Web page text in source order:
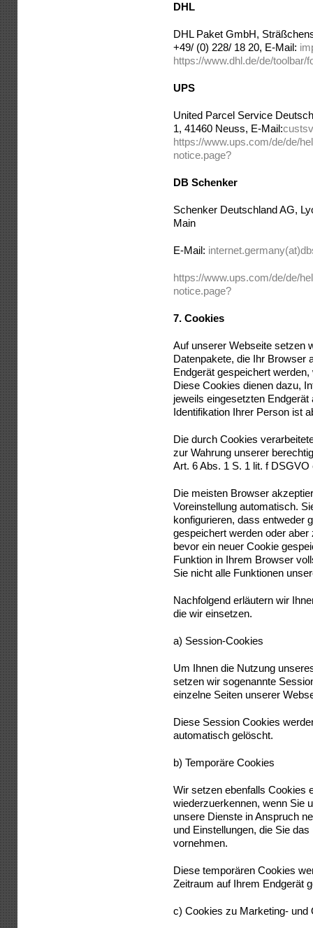
DHL
DHL Paket GmbH,
+49/ (0) 228/ 18 20, E-Mail:
https://www.dhl.de/de/toolbar/
UPS
United Parcel Service
1, 41460 Neuss, E-Mail:
https://www.ups.com/de/de/
notice.page?
DB Schenker
Schenker Deutschland AG,
Main
E-Mail:
https://www.ups.com/de/de/
notice.page?
7. Cookies
Auf unserer Webseite setzen
Datenpakete, die Ihr Browser
Endgerät gespeichert
Diese Cookies dienen dazu,
jeweils eingesetzten
Identifikation Ihrer Person ist
Die durch Cookies
zur Wahrung unserer
Art. 6 Abs. 1 S. 1 lit. f DSGVO
Die meisten Browser
Voreinstellung automatisch.
konfigurieren, dass entweder
gespeichert werden oder
bevor ein neuer Cookie
Funktion in Ihrem Browser
Sie nicht alle Funktionen
Nachfolgend erläutern wir
die wir einsetzen.
a) Session-Cookies
Um Ihnen die Nutzung
setzen wir sogenannte
einzelne Seiten unserer
Diese Session Cookies
automatisch gelöscht.
b) Temporäre Cookies
Wir setzen ebenfalls Cookies
wiederzuerkennen, wenn Sie
unsere Dienste in Anspruch
und Einstellungen, die Sie
vornehmen.
Diese temporären Cookies
Zeitraum auf Ihrem Endgerät
c) Cookies zu Marketing- und